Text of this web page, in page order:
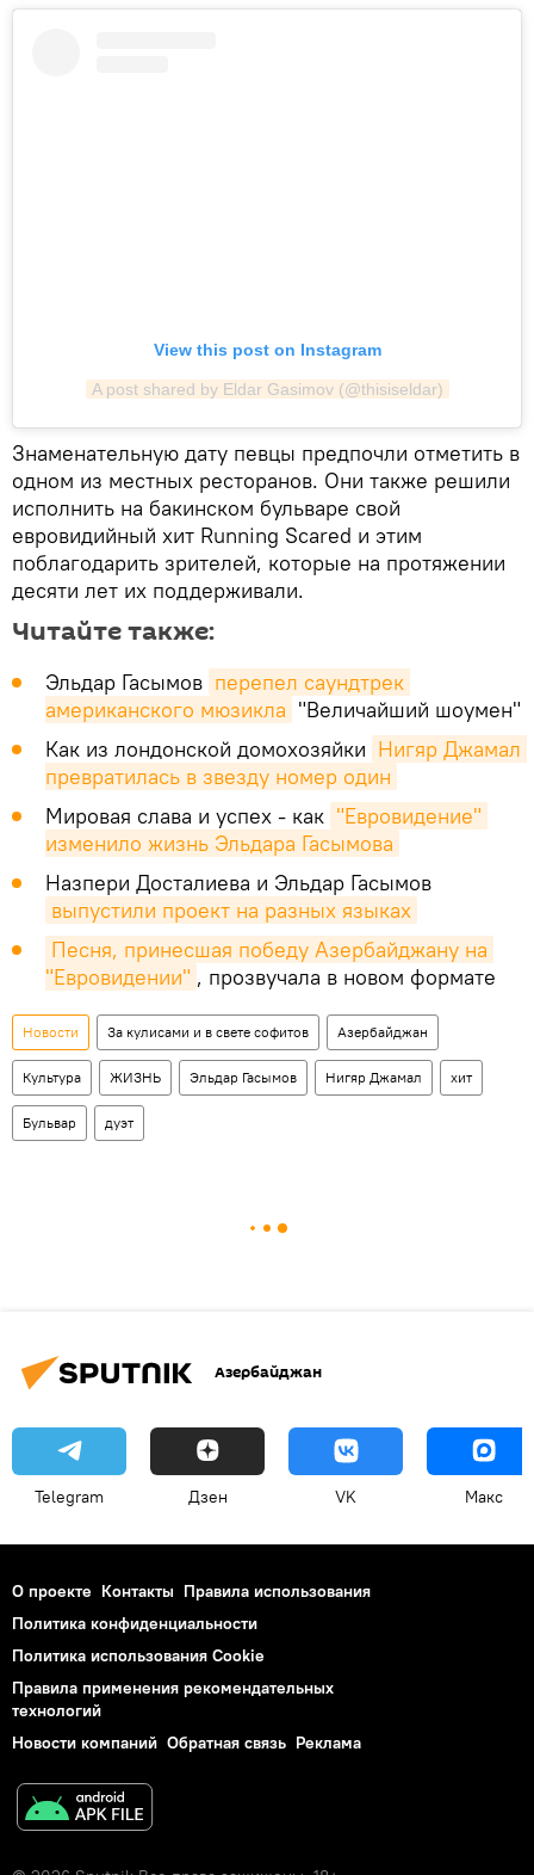
View this post on Instagram
A post shared by Eldar Gasimov (@thisiseldar)
Знаменательную дату певцы предпочли отметить в
одном из местных ресторанов. Они также решили
исполнить на бакинском бульваре свой
евровидийный хит Running Scared и этим
поблагодарить зрителей, которые на протяжении
десяти лет их поддерживали.
Читайте также:
Эльдар Гасымов перепел саундтрек
американского мюзикла "Величайший шоумен"
Как из лондонской домохозяйки Нигяр Джамал
превратилась в звезду номер один
Мировая слава и успех - как "Евровидение"
изменило жизнь Эльдара Гасымова
Назпери Досталиева и Эльдар Гасымов
выпустили проект на разных языках
Песня, принесшая победу Азербайджану на
"Евровидении" , прозвучала в новом формате
Новости За кулисами и в свете софитов Азербайджан
Культура ЖИЗНЬ Эльдар Гасымов Нигяр Джамал хит
Бульвар дуэт
Азербайджан
Telegram Дзен VK Макс
О проекте Контакты Правила использования
Политика конфиденциальности
Политика использования Cookie
Правила применения рекомендательных
технологий
Новости компаний Обратная связь Реклама